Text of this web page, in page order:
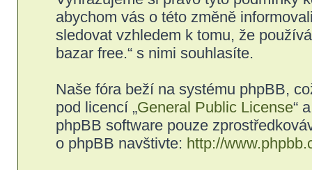
abychom vás o této změně
sledovat vzhledem k tomu, že
bazar free.“ s nimi souhlasíte.
Naše fóra beží na systému phpBB,
pod licencí „General Public License“
phpBB software pouze
o phpBB navštivte: http://